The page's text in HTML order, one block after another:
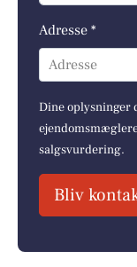
Adresse *
Adresse
Dine oplysninger
salgsvurdering.
Bliv